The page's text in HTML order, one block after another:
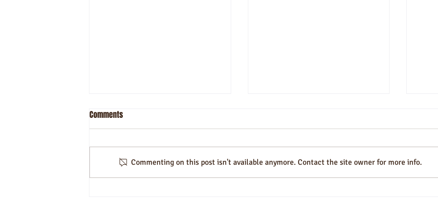
Arroz à Piemontese
Comments
Commenting on this post isn't available anymore. Contact the site owner for more info.